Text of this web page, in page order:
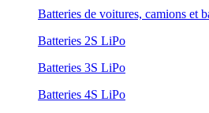
Batteries de voitures, camions et
Batteries 2S LiPo
Batteries 3S LiPo
Batteries 4S LiPo